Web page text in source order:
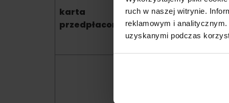
ruch w naszej witrynie.
reklamowym i
uzyskanymi podczas
karta
przedpłacona
przejrzysty budżet+
wizerunek
nowoczesnego